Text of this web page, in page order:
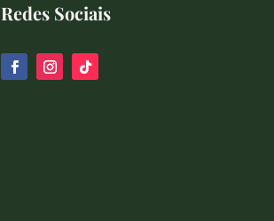
Redes Sociais